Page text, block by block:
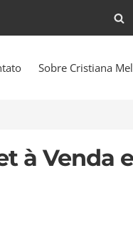
Sobre Cristiana
à Venda